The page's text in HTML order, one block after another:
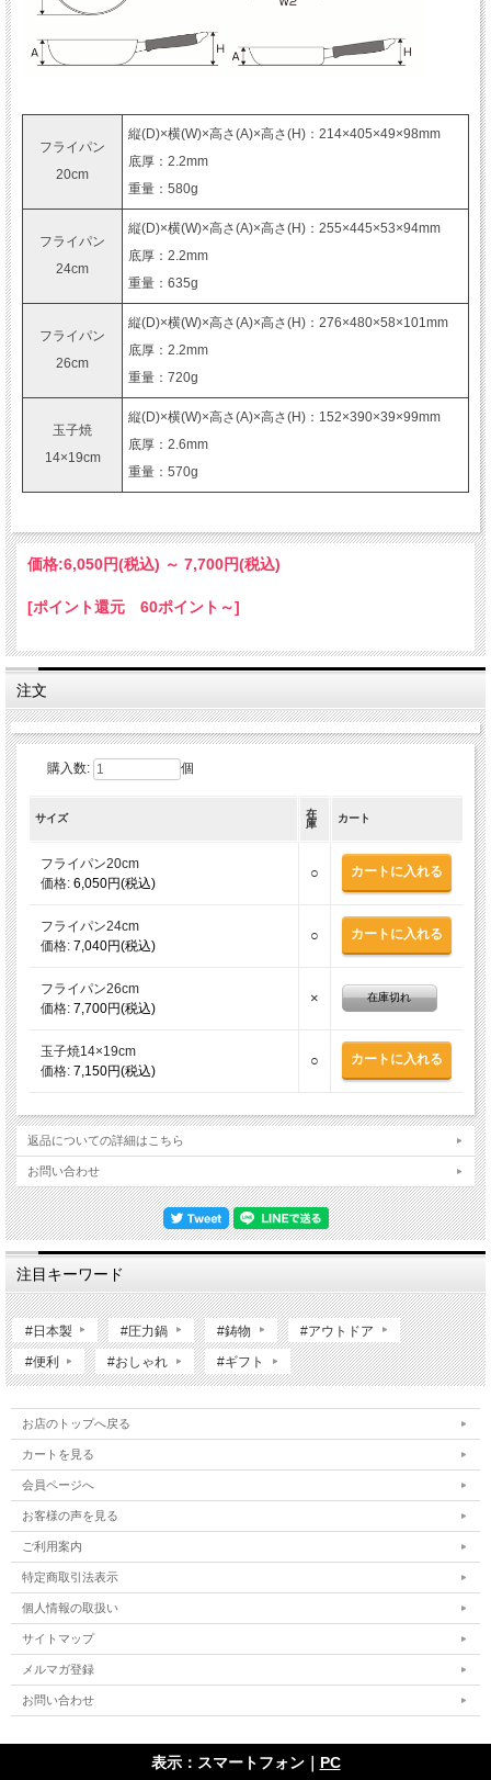
フライパン
20cm
縦(D)×横(W)×高さ(A)×高さ(H)：214×405×49×98mm
底厚：2.2mm
重量：580g
フライパン
24cm
縦(D)×横(W)×高さ(A)×高さ(H)：255×445×53×94mm
底厚：2.2mm
重量：635g
フライパン
26cm
縦(D)×横(W)×高さ(A)×高さ(H)：276×480×58×101mm
底厚：2.2mm
重量：720g
玉子焼
14×19cm
縦(D)×横(W)×高さ(A)×高さ(H)：152×390×39×99mm
底厚：2.6mm
重量：570g
価格:6,050円(税込) ～ 7,700円(税込)
[ポイント還元 60ポイント～]
注文
購入数: 個
サイズ
在
庫
カート
フライパン20cm
価格: 6,050円(税込)
○
フライパン24cm
価格: 7,040円(税込)
○
フライパン26cm
価格: 7,700円(税込)
× 在庫切れ
玉子焼14×19cm
価格: 7,150円(税込)
○
返品についての詳細はこちら
お問い合わせ
注目キーワード
#日本製 #圧力鍋 #鋳物 #アウトドア
#便利 #おしゃれ #ギフト
お店のトップへ戻る
カートを見る
会員ページへ
お客様の声を見る
ご利用案内
特定商取引法表示
個人情報の取扱い
サイトマップ
メルマガ登録
お問い合わせ
表示：スマートフォン｜ PC